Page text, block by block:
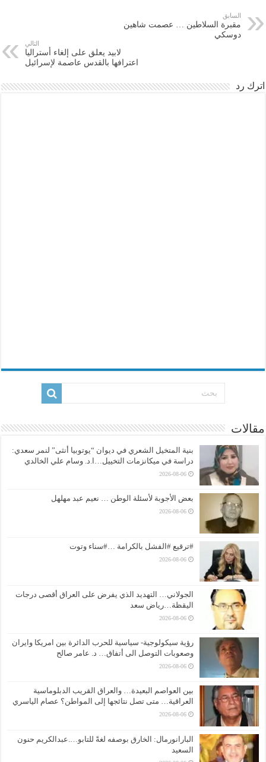
السابق
مقبرة السلاطين … عصمت شاهين
دوسكي
التالي
لابيد يعلق على إلغاء أستراليا
اعترافها بالقدس عاصمة لإسرائيل
اترك رد
مقالات
بنية المتخيل الشعري في ديوان “يوتوبيا أنثى” لنمر سعدي:
دراسة في ميكانزمات التخييل…ا.د. وسام علي الخالدي
2026-08-06
بعض الأجوبة لأسئلة الوطن … نعيم عبد مهلهل
2026-08-06
#ترقيع #الفشل بالكرامة …#سناء وتوت
2026-08-06
الجولاني… التهديد الذي يفرض على العراق أقصى درجات
اليقظة…رياض سعد
2026-08-06
رؤية سيكولوجية- سياسية للحرب الدائرة بين امريكا وايران
وصعوبات التوصل الى أتفاق… د. عامر صالح
2026-08-06
بين العواصم البعيدة… والعراق القريب الدبلوماسية
العراقية… متى تصل نتائجها إلى المواطن؟ عصام الياسري
2026-08-06
البارانورمال: الخارق بوصفه لغةً للتابو….عبدالكريم حنون
السعيد